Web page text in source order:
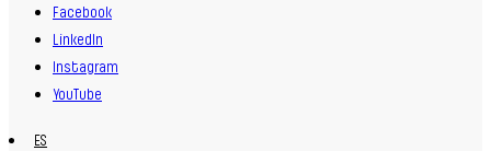
Facebook
LinkedIn
Instagram
YouTube
ES